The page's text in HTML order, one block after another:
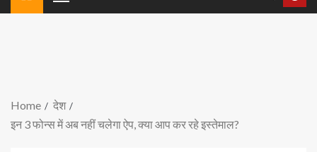
Home
देश
इन 3 फोन्‍स में अब नहीं चलेगा ऐप, क्‍या आप कर रहे इस्‍तेमाल?